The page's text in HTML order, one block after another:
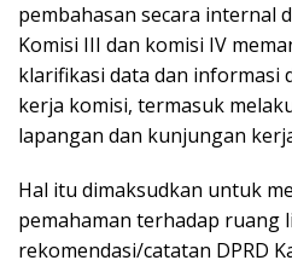
pembahasan secara internal
Komisi III dan komisi IV
klarifikasi data dan informasi
kerja komisi, termasuk
lapangan dan kunjungan
Hal itu dimaksudkan untuk
pemahaman terhadap ruang
rekomendasi/catatan DPRD